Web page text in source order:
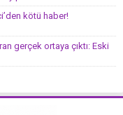
kötü haber!
gerçek ortaya çıktı: Eski